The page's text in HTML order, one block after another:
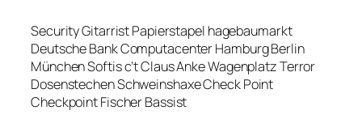
Security Gitarrist Papierstapel hagebaumarkt
Deutsche Bank Computacenter Hamburg Berlin
München Softis c’t Claus Anke Wagenplatz Terror
Dosenstechen Schweinshaxe Check Point
Checkpoint Fischer Bassist